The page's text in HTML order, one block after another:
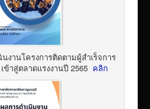
นงานโครงการติดตามผู้สำเร็จการ
าสู่ตลาดแรงงานปี 2565 คลิก